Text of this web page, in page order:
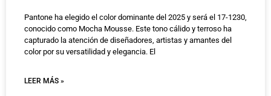
Pantone ha elegido el color dominante del 2025 y será el 17-1230,
conocido como Mocha Mousse. Este tono cálido y terroso ha
capturado la atención de diseñadores, artistas y amantes del
color por su versatilidad y elegancia. El
LEER MÁS »